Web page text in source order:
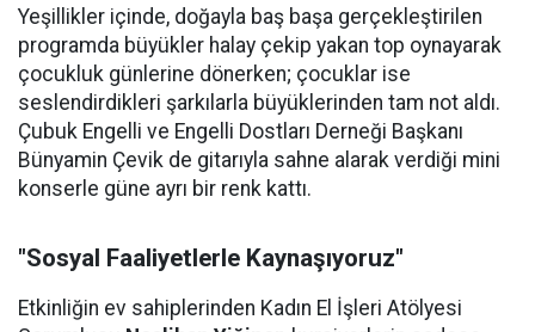
Yeşillikler içinde, doğayla baş başa gerçekleştirilen
programda büyükler halay çekip yakan top oynayarak
çocukluk günlerine dönerken; çocuklar ise
seslendirdikleri şarkılarla büyüklerinden tam not aldı.
Çubuk Engelli ve Engelli Dostları Derneği Başkanı
Bünyamin Çevik de gitarıyla sahne alarak verdiği mini
konserle güne ayrı bir renk kattı.
"Sosyal Faaliyetlerle Kaynaşıyoruz"
Etkinliğin ev sahiplerinden Kadın El İşleri Atölyesi